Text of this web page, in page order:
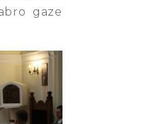
gaze